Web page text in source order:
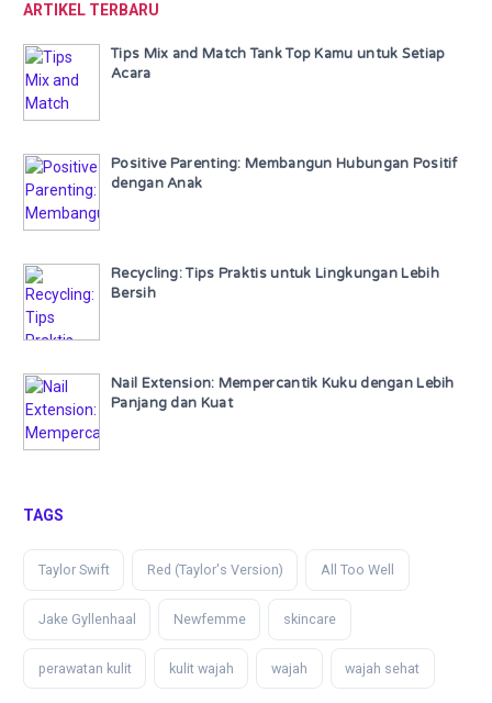
ARTIKEL TERBARU
Tips Mix and Match Tank Top Kamu untuk Setiap
Acara
Positive Parenting: Membangun Hubungan Positif
dengan Anak
Recycling: Tips Praktis untuk Lingkungan Lebih
Bersih
Nail Extension: Mempercantik Kuku dengan Lebih
Panjang dan Kuat
TAGS
Taylor Swift Red (Taylor's Version) All Too Well
Jake Gyllenhaal Newfemme skincare
perawatan kulit kulit wajah wajah wajah sehat